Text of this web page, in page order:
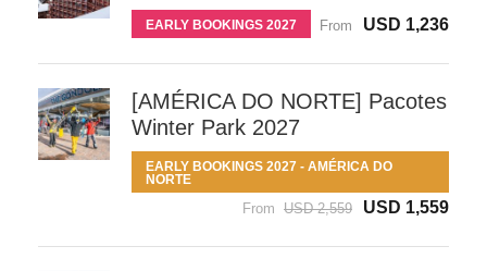
EARLY BOOKINGS 2027 From USD 1,236
[AMÉRICA DO NORTE] Pacotes
Winter Park 2027
EARLY BOOKINGS 2027 - AMÉRICA DO
NORTE
From USD 2,559 USD 1,559